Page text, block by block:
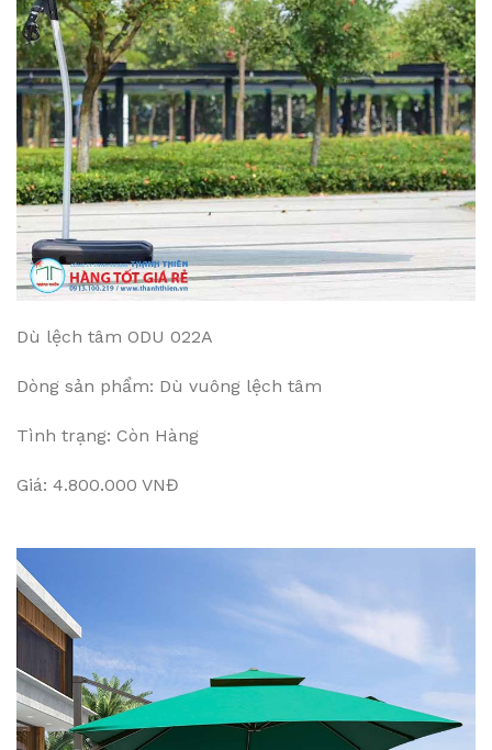
Dù lệch tâm ODU 022A
Dòng sản phẩm: Dù vuông lệch tâm
Tình trạng: Còn Hàng
Giá: 4.800.000 VNĐ